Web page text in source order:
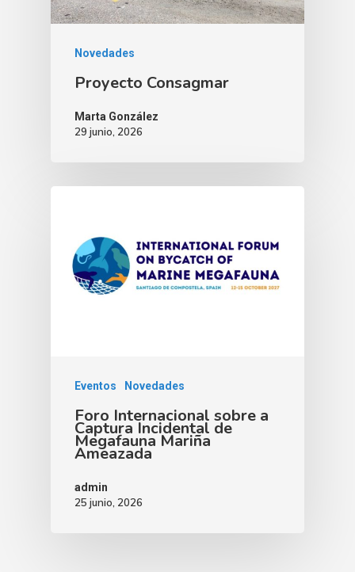
Novedades
Proyecto Consagmar
Marta González
29 junio, 2026
Eventos Novedades
Foro Internacional sobre a
Captura Incidental de
Megafauna Mariña
Ameazada
admin
25 junio, 2026